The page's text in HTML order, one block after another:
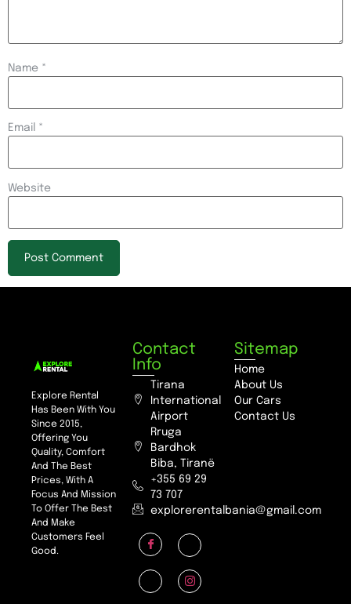
Name *
Email *
Website
Explore Rental
Has Been With You
Since 2015,
Offering You
Quality, Comfort
And The Best
Prices, With A
Focus And Mission
To Offer The Best
And Make
Customers Feel
Good.
Contact
Info
Tirana
International
Airport
Rruga
Bardhok
Biba, Tiranë
+355 69 29
73 707
explorerentalbania@gmail.com
Sitemap
Home
About Us
Our Cars
Contact Us